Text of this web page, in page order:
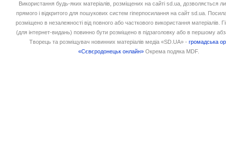
Використання будь-яких матеріалів, розміщених на сайті sd.ua, дозволяється
прямого і відкритого для пошукових систем гіперпосилання на сайт sd.ua.
розміщено в незалежності від повного або часткового використання матеріалів.
(для інтернет-видань) повинно бути розміщено в підзаголовку або в першому
Творець та розміщувач новинних матеріалів медіа «SD.UA» -громадська
«Сєвєродонецьк онлайн» Окрема подяка MDF.